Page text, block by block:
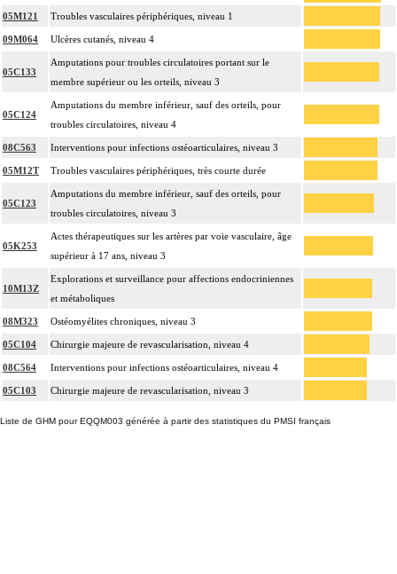
05M121 Troubles vasculaires périphériques, niveau 1
09M064 Ulcères cutanés, niveau 4
05C133
Amputations pour troubles circulatoires portant sur le
membre supérieur ou les orteils, niveau 3
05C124
Amputations du membre inférieur, sauf des orteils, pour
troubles circulatoires, niveau 4
08C563 Interventions pour infections ostéoarticulaires, niveau 3
05M12T Troubles vasculaires périphériques, très courte durée
05C123
Amputations du membre inférieur, sauf des orteils, pour
troubles circulatoires, niveau 3
05K253
Actes thérapeutiques sur les artères par voie vasculaire, âge
supérieur à 17 ans, niveau 3
10M13Z
Explorations et surveillance pour affections endocriniennes
et métaboliques
08M323 Ostéomyélites chroniques, niveau 3
05C104 Chirurgie majeure de revascularisation, niveau 4
08C564 Interventions pour infections ostéoarticulaires, niveau 4
05C103 Chirurgie majeure de revascularisation, niveau 3
Liste de GHM pour EQQM003 générée à partir des statistiques du PMSI français